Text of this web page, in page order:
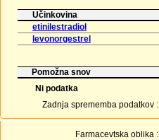
Učinkovina
etinilestradiol
levonorgestrel
Pomožna snov
Ni podatka
Zadnja sprememba podatkov :
Farmacevtska oblika :